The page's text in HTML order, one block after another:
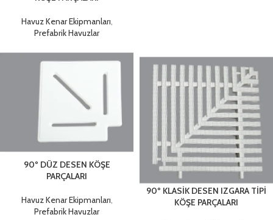
Havuz Kenar Ekipmanları,
Prefabrik Havuzlar
90º DÜZ DESEN KÖŞE
PARÇALARI
Havuz Kenar Ekipmanları,
Prefabrik Havuzlar
90º KLASİK DESEN IZGARA TİPİ
KÖŞE PARÇALARI